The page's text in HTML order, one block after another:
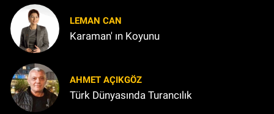
LEMAN CAN
Karaman' ın Koyunu
AHMET AÇIKGÖZ
Türk Dünyasında Turancılık